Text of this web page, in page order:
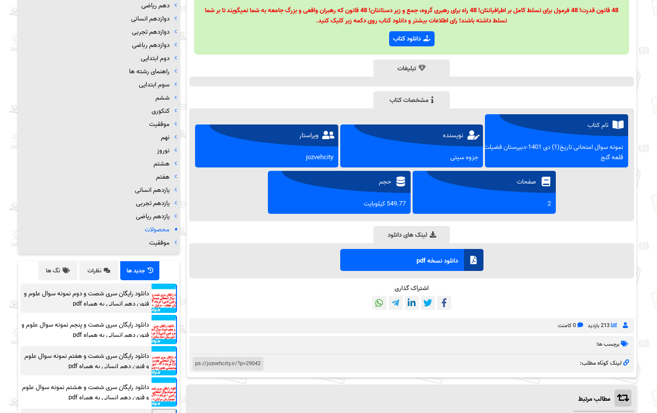
48 قانون قدرت! 48 فرمول برای تسلط کامل بر اطرافیانتان! 48 راه برای رهبری گروه، جمع و زیر دستانتان! 48 قانون که رهبران واقعی و بزرگ جامعه به شما نمیگویند تا بر شما
تسلط داشته باشند! رای اطلاعات بیشتر و دانلود کتاب روی دکمه زیر کلیک کنید.
دانلود کتاب
تبلیغات
مشخصات کتاب
نام کتاب
نمونه سوال امتحانی تاریخ(1) دی 1401-دبیرستان فضیلت
قلعه گنج
نویسنده
جزوه سیتی
ویراستار
jozvehcity
صفحات
2
حجم
549.77 کیلوبایت
لینک های دانلود
دانلود نسخه pdf
اشتراک گذاری
213 بازدید 0 کامنت
برچسب ها:
لینک کوتاه مطلب:
مطالب مرتبط
دهم ریاضی
دوازدهم انسانی
دوازدهم تجربی
دوازدهم رباضی
دوم ابتدایی
راهنمای رشته ها
سوم ابتدایی
ششم
کنکوری
موفقیت
نهم
نوروز
هشتم
هفتم
یازدهم انسانی
یازدهم تجربی
یازدهم ریاضی
محصولات
موفقیت
جدید ها نظرات تگ ها
دانلود رایگان سری شصت و دوم نمونه سوال علوم و
فنون دهم انسانی به همراه pdf
دانلود رایگان سری شصت و پنجم نمونه سوال علوم و
فنون دهم انسانی به همراه pdf
دانلود رایگان سری شصت و هفتم نمونه سوال علوم
و فنون دهم انسانی به همراه pdf
دانلود رایگان سری شصت و هشتم نمونه سوال علوم
و فنون دهم انسانی به همراه pdf